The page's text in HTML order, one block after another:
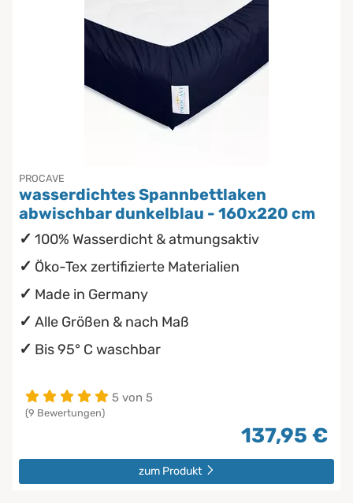
PROCAVE
wasserdichtes Spannbettlaken
abwischbar dunkelblau - 160x220 cm
100% Wasserdicht & atmungsaktiv
Öko-Tex zertifizierte Materialien
Made in Germany
Alle Größen & nach Maß
Bis 95° C waschbar
5 von 5
(9 Bewertungen)
137,95 €
zum Produkt